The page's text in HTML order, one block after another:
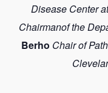
Disease Center
Chairmanof the
Berho Chair of